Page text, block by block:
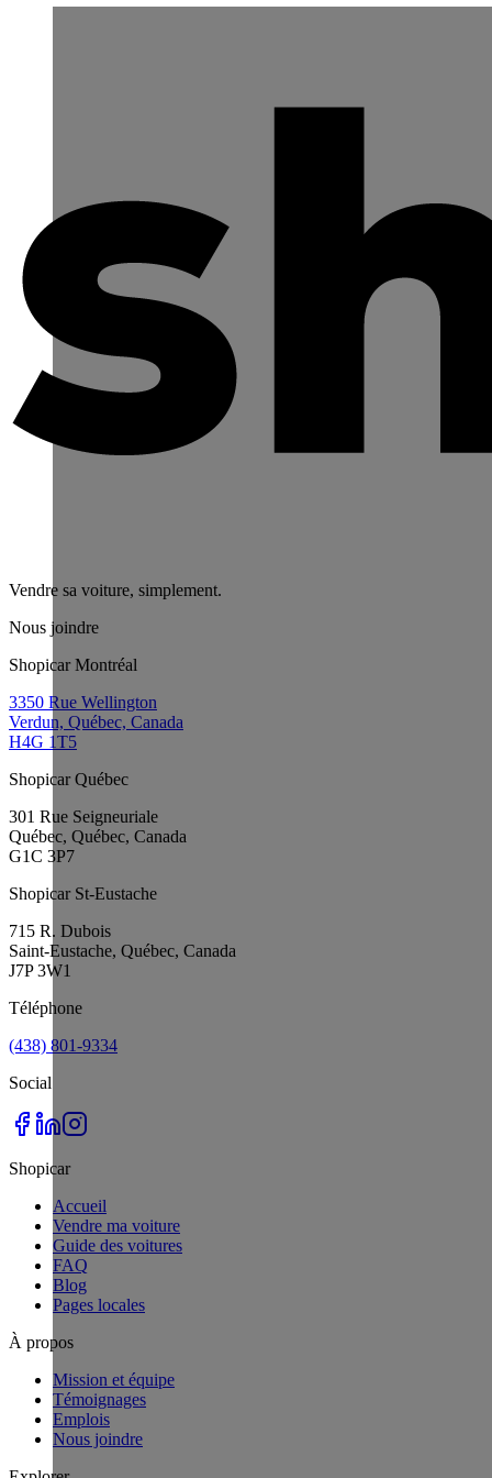
Vendre sa voiture, simplement.
Nous joindre
Shopicar Montréal
3350 Rue Wellington
Verdun, Québec, Canada
H4G 1T5
Shopicar Québec
301 Rue Seigneuriale
Québec, Québec, Canada
G1C 3P7
Shopicar St-Eustache
715 R. Dubois
Saint-Eustache, Québec, Canada
J7P 3W1
Téléphone
(438) 801-9334
Social
Shopicar
Accueil
Vendre ma voiture
Guide des voitures
FAQ
Blog
Pages locales
À propos
Mission et équipe
Témoignages
Emplois
Nous joindre